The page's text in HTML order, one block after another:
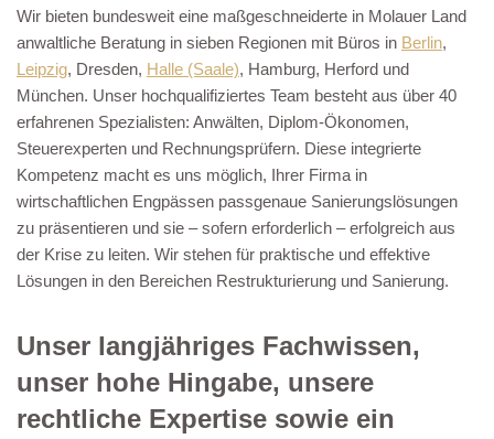
Wir bieten bundesweit eine maßgeschneiderte in Molauer Land
anwaltliche Beratung in sieben Regionen mit Büros in Berlin,
Leipzig, Dresden, Halle (Saale), Hamburg, Herford und
München. Unser hochqualifiziertes Team besteht aus über 40
erfahrenen Spezialisten: Anwälten, Diplom-Ökonomen,
Steuerexperten und Rechnungsprüfern. Diese integrierte
Kompetenz macht es uns möglich, Ihrer Firma in
wirtschaftlichen Engpässen passgenaue Sanierungslösungen
zu präsentieren und sie – sofern erforderlich – erfolgreich aus
der Krise zu leiten. Wir stehen für praktische und effektive
Lösungen in den Bereichen Restrukturierung und Sanierung.
Unser langjähriges Fachwissen,
unser hohe Hingabe, unsere
rechtliche Expertise sowie ein